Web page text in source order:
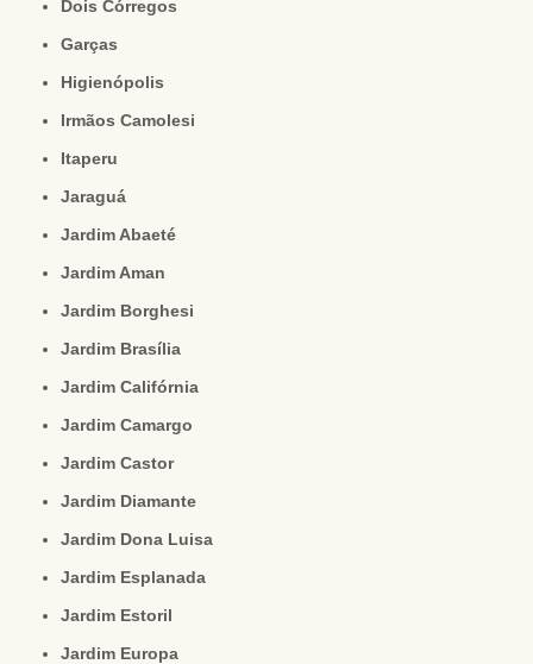
Dois Córregos
Garças
Higienópolis
Irmãos Camolesi
Itaperu
Jaraguá
Jardim Abaeté
Jardim Aman
Jardim Borghesi
Jardim Brasília
Jardim Califórnia
Jardim Camargo
Jardim Castor
Jardim Diamante
Jardim Dona Luisa
Jardim Esplanada
Jardim Estoril
Jardim Europa